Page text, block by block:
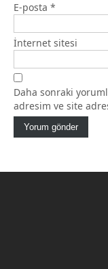
E-posta *
İnternet sitesi
Daha sonraki
adresim ve site